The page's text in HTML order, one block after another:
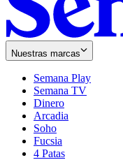
Nuestras marcas
Semana Play
Semana TV
Dinero
Arcadia
Soho
in
new
Fucsia
in
4 Patas